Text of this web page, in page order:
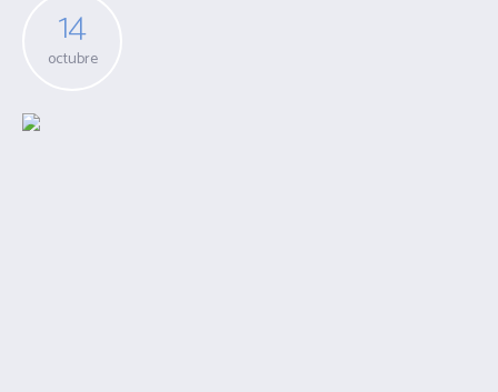
14
octubre